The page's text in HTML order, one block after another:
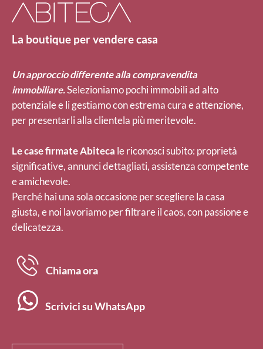
La boutique per vendere casa
Un approccio differente alla compravendita
immobiliare.Selezioniamo pochi immobili ad alto
potenziale e li gestiamo con estrema cura e attenzione,
per presentarli alla clientela più meritevole.
Le case firmate Abiteca le riconosci subito: proprietà
significative, annunci dettagliati, assistenza competente
e amichevole.
Perché hai una sola occasione per scegliere la casa
giusta, e noi lavoriamo per filtrare il caos, con passione e
delicatezza.
Chiama ora
Scrivici su WhatsApp